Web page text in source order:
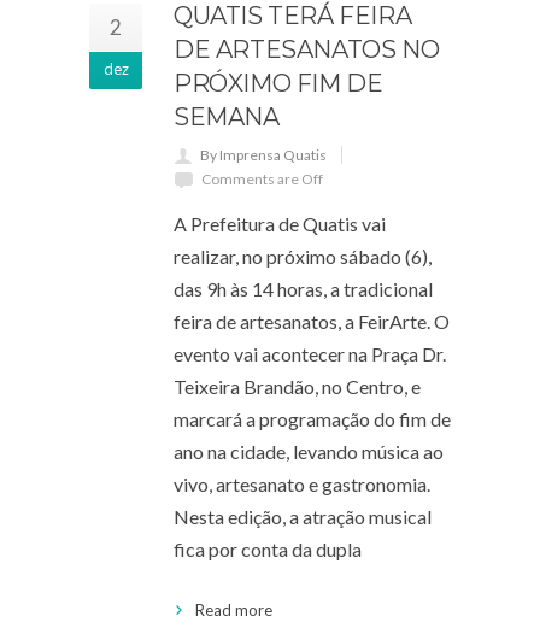
2
dez
QUATIS TERÁ FEIRA
DE ARTESANATOS NO
PRÓXIMO FIM DE
SEMANA
By Imprensa Quatis
Comments are Off
A Prefeitura de Quatis vai
realizar, no próximo sábado (6),
das 9h às 14 horas, a tradicional
feira de artesanatos, a FeirArte. O
evento vai acontecer na Praça Dr.
Teixeira Brandão, no Centro, e
marcará a programação do fim de
ano na cidade, levando música ao
vivo, artesanato e gastronomia.
Nesta edição, a atração musical
fica por conta da dupla
Read more